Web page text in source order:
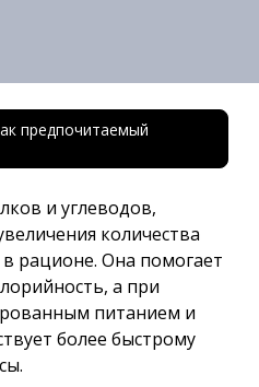
предпочитаемый
и углеводов,
количества
рационе. Она помогает
а при
питанием и
более быстрому